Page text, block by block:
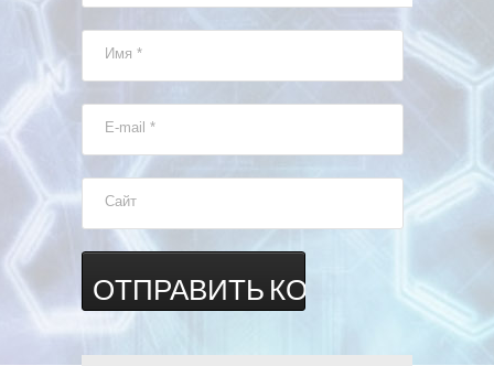
Имя *
E-mail *
Сайт